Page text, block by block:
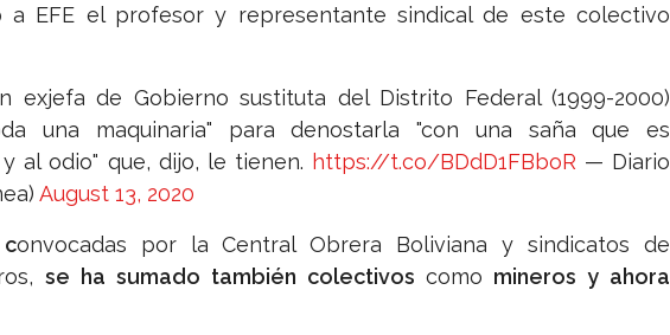
a EFE el profesor y representante sindical de este colectivo
exjefa de Gobierno sustituta del Distrito Federal (1999-2000)
una maquinaria" para denostarla "con una saña que es
al odio" que, dijo, le tienen. https://t.co/BDdD1FBboR — Diario
August 13, 2020
convocadas por la Central Obrera Boliviana y sindicatos de
se ha sumado también colectivos como mineros y ahora